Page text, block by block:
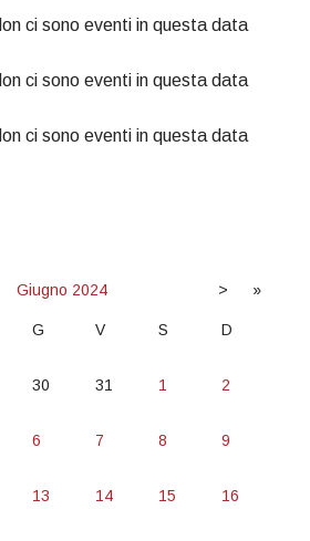
ci sono eventi in questa data
ci sono eventi in questa data
ci sono eventi in questa data
Giugno 2024 > »
G V S D
30 31 1 2
6 7 8 9
13 14 15 16